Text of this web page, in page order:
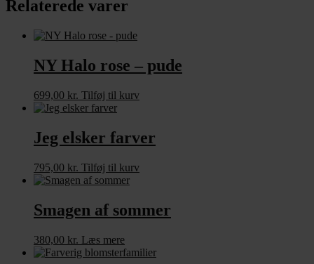
Relaterede varer
NY Halo rose – pude
699,00 kr. Tilføj til kurv
Jeg elsker farver
795,00 kr. Tilføj til kurv
Smagen af sommer
380,00 kr. Læs mere